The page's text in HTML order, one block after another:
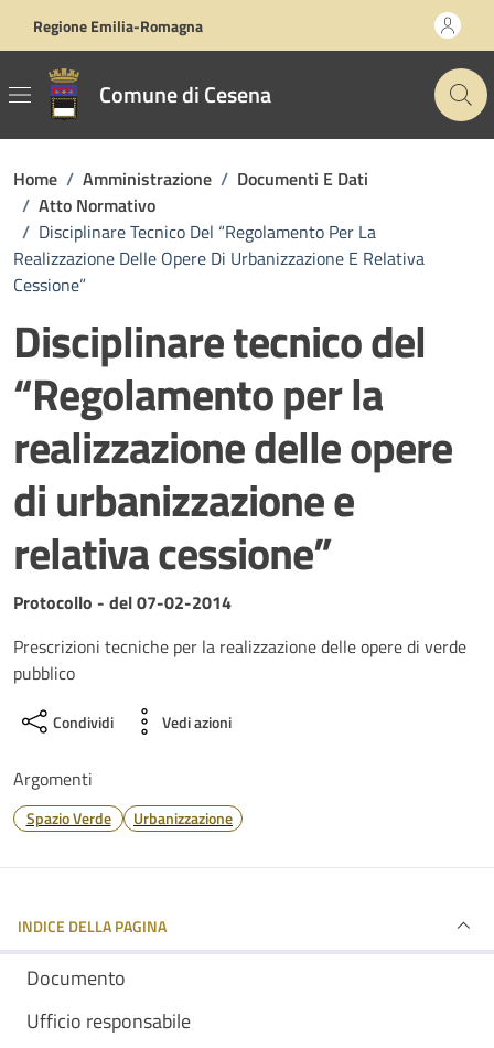
Regione Emilia-Romagna
Comune di Cesena
Home / Amministrazione / Documenti E Dati
/ Atto Normativo
/ Disciplinare Tecnico Del “Regolamento Per La
Realizzazione Delle Opere Di Urbanizzazione E Relativa
Cessione”
Disciplinare tecnico del
“Regolamento per la
realizzazione delle opere
di urbanizzazione e
relativa cessione”
Dettagli del documento
Protocollo - del 07-02-2014
Prescrizioni tecniche per la realizzazione delle opere di verde
pubblico
Condividi Vedi azioni
Argomenti
Spazio Verde Urbanizzazione
INDICE DELLA PAGINA
Documento
Ufficio responsabile